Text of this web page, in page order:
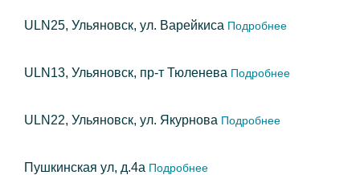
ULN25, Ульяновск, ул. Варейкиса Подробнее
ULN13, Ульяновск, пр-т Тюленева Подробнее
ULN22, Ульяновск, ул. Якурнова Подробнее
Пушкинская ул, д.4а Подробнее